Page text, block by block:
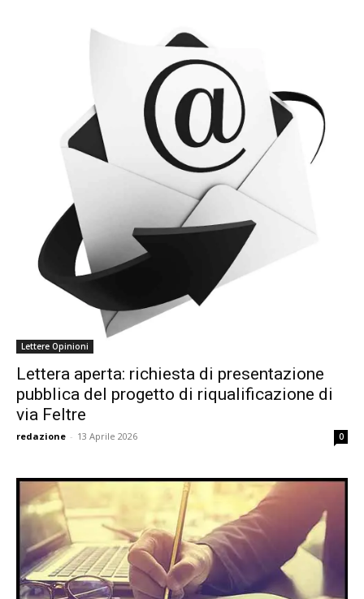
Lettere Opinioni
Lettera aperta: richiesta di presentazione
pubblica del progetto di riqualificazione di
via Feltre
redazione - 13 Aprile 2026 0